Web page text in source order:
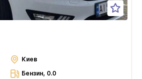
Киев
Бензин, 0.0